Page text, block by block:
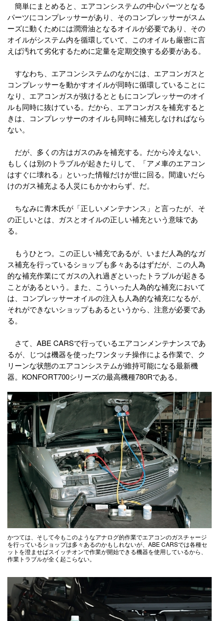
簡単にまとめると、エアコンシステムの中心パーツとなる
パーツにコンプレッサーがあり、そのコンプレッサーがスム
ーズに動くためには潤滑油となるオイルが必要であり、その
オイルがシステム内を循環していて、このオイルも厳密に言
えば汚れて劣化するために定量を定期交換する必要がある。
すなわち、エアコンシステムのなかには、エアコンガスと
コンプレッサーを動かすオイルが同時に循環していることに
なり、エアコンガスが抜けるとともにコンプレッサーのオイ
ルも同時に抜けている。だから、エアコンガスを補充すると
きは、コンプレッサーのオイルも同時に補充しなければなら
ない。
だが、多くの方はガスのみを補充する。だから冷えない、
もしくは別のトラブルが起きたりして、「アメ車のエアコン
はすぐに壊れる」といった情報だけが世に回る。間違いだら
けのガス補充よる人災にもかかわらず、だ。
ちなみに青木氏が「正しいメンテナンス」と言ったが、そ
の正しいとは、ガスとオイルの正しい補充という意味であ
る。
もうひとつ。この正しい補充であるが、いまだ人為的なガ
ス補充を行っているショップも多々あるはずだが、この人為
的な補充作業にてガスの入れ過ぎといったトラブルが起きる
ことがあるという。また、こういった人為的な補充において
は、コンプレッサーオイルの注入も人為的な補充になるが、
それができないショップもあるというから、注意が必要であ
る。
さて、ABE CARSで行っているエアコンメンテナンスであ
るが、じつは機器を使ったワンタッチ操作による作業で、ク
リーンな状態のエアコンシステムが維持可能になる最新機
器。KONFORT700シリーズの最高機種780Rである。
かつては、そして今もこのようなアナログ的作業でエアコンのガスチャージ
を行っているショップは多々あるのかもしれないが、ABE CARSでは各種セ
ットを澄ませばスイッチオンで作業が開始できる機器を使用しているから、
作業トラブルが全く起こらない。